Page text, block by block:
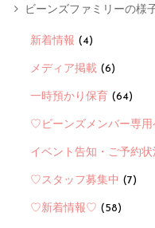
ビーンズファミリーの様
新着情報 (4)
メディア掲載 (6)
一時預かり保育 (64)
♡ビーンズメンバー専用
イベント告知・ご予約
♡スタッフ募集中 (7)
♡新着情報♡ (58)